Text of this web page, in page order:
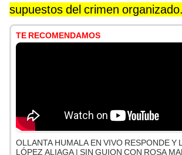
supuestos del crimen organizado.
TE RECOMENDAMOS
OLLANTA HUMALA EN VIVO RESPONDE Y
LÓPEZ ALIAGA | SIN GUION CON ROSA